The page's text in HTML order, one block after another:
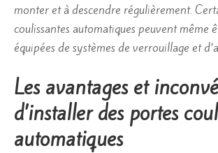
monter et à descendre régulièrement.
coulissantes automatiques peuvent même
équipées de systèmes de verrouillage et
Les avantages et
d’installer des portes
automatiques